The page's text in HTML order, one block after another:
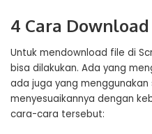
4 Cara
Untuk mendownload file di
bisa dilakukan. Ada yang
ada juga yang menggunakan
menyesuaikannya dengan
cara-cara tersebut: